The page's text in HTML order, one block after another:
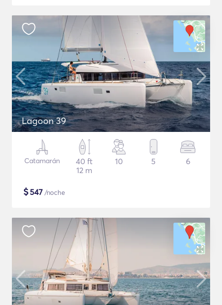
Lagoon 39
Catamarán
40 ft
12 m
10 5 6
$547 /noche